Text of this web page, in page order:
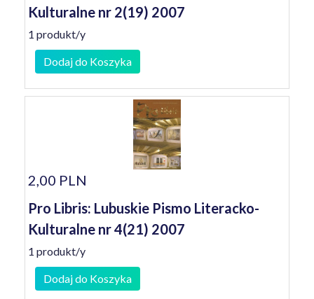
Kulturalne nr 2(19) 2007
1 produkt/y
Dodaj do Koszyka
2,00 PLN
Pro Libris: Lubuskie Pismo Literacko-
Kulturalne nr 4(21) 2007
1 produkt/y
Dodaj do Koszyka